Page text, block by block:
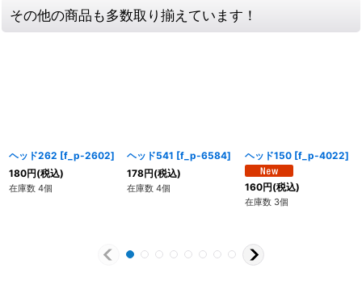
その他の商品も多数取り揃えています！
ヘッド262 [f_p-2602]
180円(税込)
在庫数 4個
ヘッド541 [f_p-6584]
178円(税込)
在庫数 4個
ヘッド150 [f_p-4022]
160円(税込)
在庫数 3個